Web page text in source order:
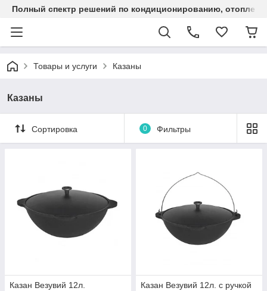
Полный спектр решений по кондиционированию,
Товары и услуги Казаны
Казаны
Сортировка 0 Фильтры
Казан Везувий 12л.
Казан Везувий 12л. с ручкой